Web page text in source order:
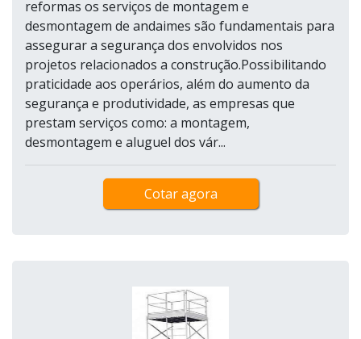
reformas os serviços de montagem e
desmontagem de andaimes são fundamentais para
assegurar a segurança dos envolvidos nos
projetos relacionados a construção.Possibilitando
praticidade aos operários, além do aumento da
segurança e produtividade, as empresas que
prestam serviços como: a montagem,
desmontagem e aluguel dos vár...
Cotar agora